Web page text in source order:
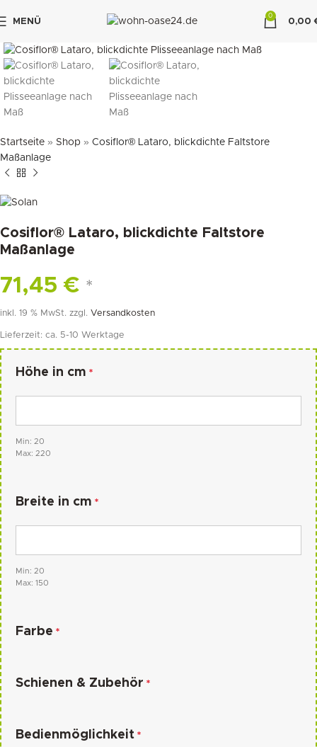
MENÜ
0
0,00
Startseite » Shop » Cosiflor® Lataro, blickdichte Faltstore
Maßanlage
Cosiflor® Lataro, blickdichte Faltstore
Maßanlage
71,45 € *
inkl. 19 % MwSt. zzgl. Versandkosten
Lieferzeit: ca. 5-10 Werktage
Höhe in cm *
Min: 20
Max: 220
Breite in cm *
Min: 20
Max: 150
Farbe *
Schienen & Zubehör *
Bedienmöglichkeit *